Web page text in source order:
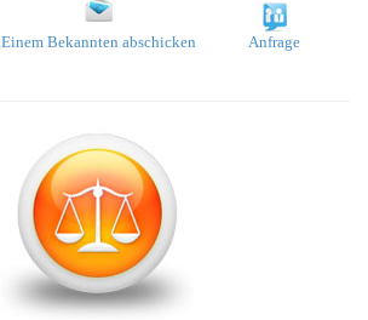
Einem Bekannten abschicken Anfrage